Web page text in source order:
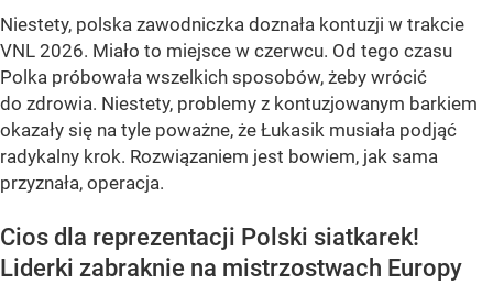
Niestety, polska zawodniczka doznała kontuzji w trakcie
VNL 2026. Miało to miejsce w czerwcu. Od tego czasu
Polka próbowała wszelkich sposobów, żeby wrócić
do zdrowia. Niestety, problemy z kontuzjowanym barkiem
okazały się na tyle poważne, że Łukasik musiała podjąć
radykalny krok. Rozwiązaniem jest bowiem, jak sama
przyznała, operacja.
Cios dla reprezentacji Polski siatkarek!
Liderki zabraknie na mistrzostwach Europy